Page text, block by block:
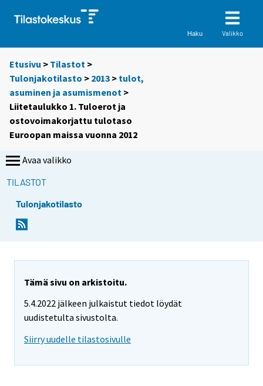
Haku Valikko
Etusivu > Tilastot >
Tulonjakotilasto > 2013 > tulot,
asuminen ja asumismenot >
Liitetaulukko 1. Tuloerot ja
ostovoimakorjattu tulotaso
Euroopan maissa vuonna 2012
Avaa valikko
TILASTOT
Tulonjakotilasto
Tämä sivu on arkistoitu.
5.4.2022 jälkeen julkaistut tiedot löydät
uudistetulta sivustolta.
Siirry uudelle tilastosivulle